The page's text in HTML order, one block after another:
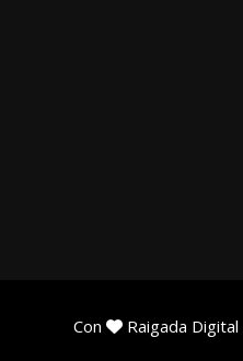
Con Raigada Digital